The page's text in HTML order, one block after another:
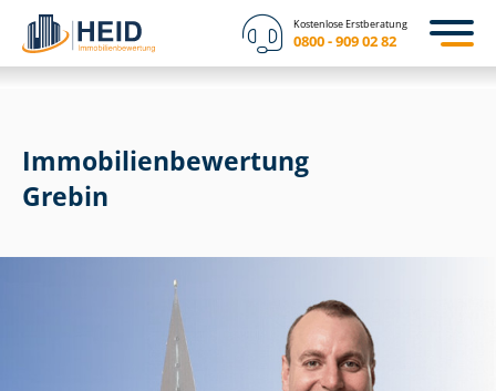
Kostenlose Erstberatung
0800 - 909 02 82
Immobilien­bewertung
Grebin